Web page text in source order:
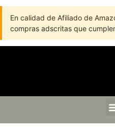
En calidad de Afiliado de
compras adscritas que